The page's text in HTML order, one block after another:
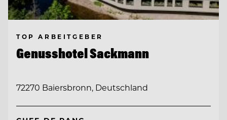
TOP ARBEITGEBER
Genusshotel Sackmann
72270 Baiersbronn, Deutschland